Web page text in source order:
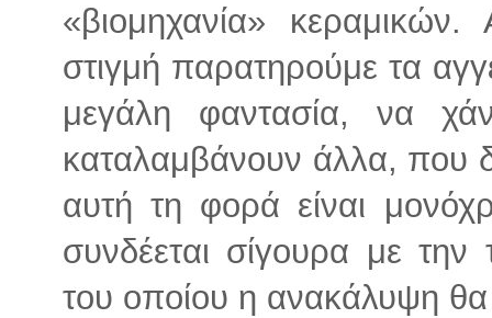
«βιομηχανία»
στιγμή παρατηρούμε τα
μεγάλη φαντασία, να
καταλαμβάνουν άλλα, που
αυτή τη φορά είναι
συνδέεται σίγουρα με την
του οποίου η ανακάλυψη θα